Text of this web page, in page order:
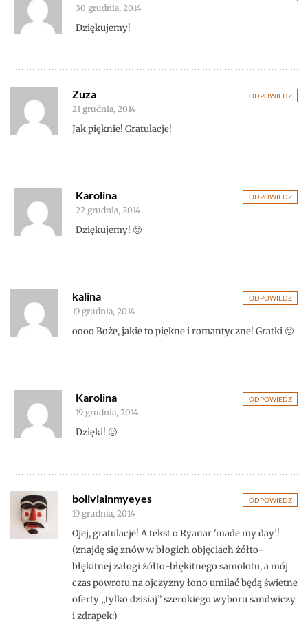
30 grudnia, 2014
Dziękujemy!
ODPOWIEDZ
Zuza
21 grudnia, 2014
Jak pięknie! Gratulacje!
ODPOWIEDZ
Karolina
22 grudnia, 2014
Dziękujemy! 🙂
ODPOWIEDZ
kalina
19 grudnia, 2014
oooo Boże, jakie to piękne i romantyczne! Gratki 🙂
ODPOWIEDZ
Karolina
19 grudnia, 2014
Dzięki! 🙂
ODPOWIEDZ
boliviainmyeyes
19 grudnia, 2014
Ojej, gratulacje! A tekst o Ryanar 'made my day’!
(znajdę się znów w błogich objęciach żółto-
błękitnej załogi żółto-błękitnego samolotu, a mój
czas powrotu na ojczyzny łono umilać będą świetne
oferty „tylko dzisiaj” szerokiego wyboru sandwiczy
i zdrapek:)